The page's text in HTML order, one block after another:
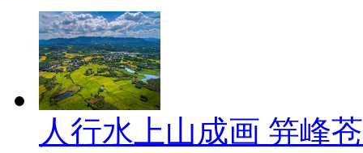
人行水上山成画 笄峰